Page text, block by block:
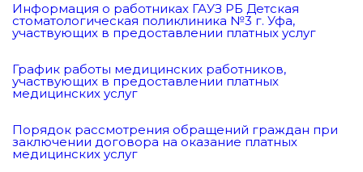
Информация о работниках ГАУЗ РБ Детская
стоматологическая поликлиника №3 г. Уфа,
участвующих в предоставлении платных услуг
График работы медицинских работников,
участвующих в предоставлении платных
медицинских услуг
Порядок рассмотрения обращений граждан при
заключении договора на оказание платных
медицинских услуг